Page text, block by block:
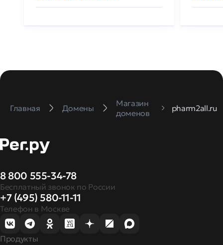
Главная Домены
Магазин
доменов
pharm2all.ru
8 800 555-34-78
Бесплатный звонок по России
+7 (495) 580-11-11
Телефон в Москве
Продукты